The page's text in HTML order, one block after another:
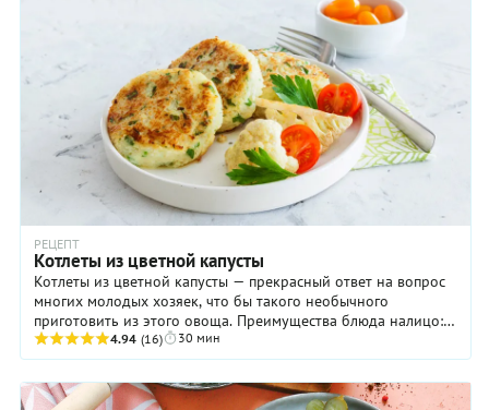
РЕЦЕПТ
Котлеты из цветной капусты
Котлеты из цветной капусты — прекрасный ответ на вопрос
многих молодых хозяек, что бы такого необычного
приготовить из этого овоща. Преимущества блюда налицо:
оно довольно легкое, вкусное и при этом ...
4.94 (16) 30 мин